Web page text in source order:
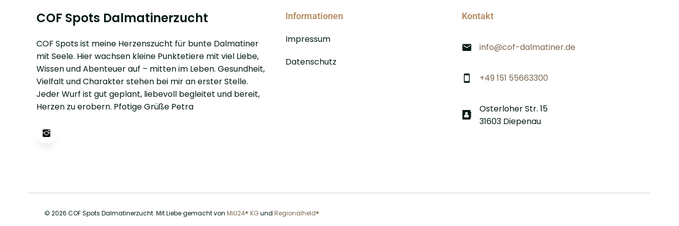
COF Spots Dalmatinerzucht
COF Spots ist meine Herzenszucht für bunte Dalmatiner
mit Seele. Hier wachsen kleine Punktetiere mit viel Liebe,
Wissen und Abenteuer auf – mitten im Leben. Gesundheit,
Vielfalt und Charakter stehen bei mir an erster Stelle.
Jeder Wurf ist gut geplant, liebevoll begleitet und bereit,
Herzen zu erobern. Pfotige Grüße Petra
Informationen
Impressum
Datenschutz
Kontakt
info@cof-dalmatiner.de
+49 151 55663300
Osterloher Str. 15
31603 Diepenau
© 2026 COF Spots Dalmatinerzucht. Mit Liebe gemacht vonMiU24® KGundRegionalheld®